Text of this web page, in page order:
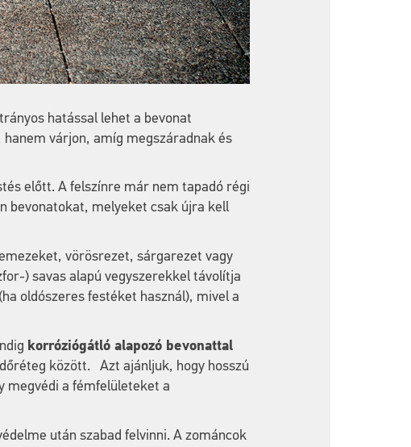
hatással lehet a bevonat
várjon, amíg megszáradnak és
előtt. A felszínre már nem tapadó régi
bevonatokat, melyeket csak újra kell
vörösrezet, sárgarezet vagy
) savas alapú vegyszerekkel távolítja
oldószeres festéket használ), mivel a
korróziógátló alapozó bevonattal
között. Azt ajánljuk, hogy hosszú
megvédi a fémfelületeket a
után szabad felvinni. A zománcok